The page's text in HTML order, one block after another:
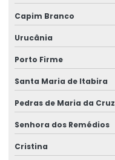
Capim Branco
Urucânia
Porto Firme
Santa Maria de Itabira
Pedras de Maria da Cruz
Senhora dos Remédios
Cristina